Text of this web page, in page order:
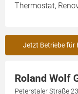
Thermostat,
Jetzt Betriebe für
Roland Wolf
Peterstaler Straße